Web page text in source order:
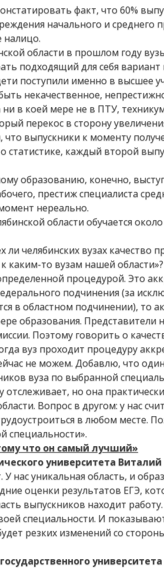
факт, что 60%
начального и среднего
налицо.
области в прошлом году
подходящий для себя вариант
поступили именно в высшее
некачественное,
в коей мере не в ПТУ,
перекос в сторону
выпускники к моменту
статистике, каждый второй
образованию, конечно,
престиж специалиста
нереально.
области обучается
ли челябинских вузах качество
каким-то вузам нашей области»?
процедурой. Это
подчинения (за
в областном подчинении), то
образования. Представители
Поэтому говорить о
вуз проходит процедуру
не можем. Добавлю, что
вуза по выбранной
но она
Вопрос в другом: у нас
в любом месте.
специальности».
что он самый лучший»
университета
нас уникальная область, и
оценки результатов ЕГЭ,
выпускников находит
специальности. И
резких изменений со